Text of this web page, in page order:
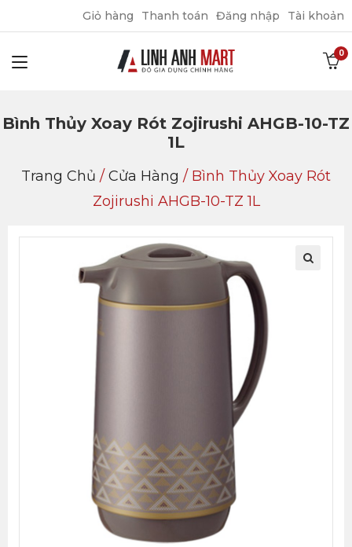
Giỏ hàng Thanh toán Đăng nhập Tài khoản
Bình Thủy Xoay Rót Zojirushi AHGB-10-TZ
1L
Trang Chủ / Cửa Hàng / Bình Thủy Xoay Rót
Zojirushi AHGB-10-TZ 1L